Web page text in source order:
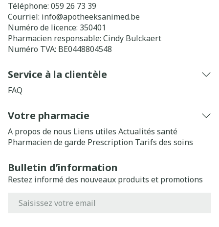
Téléphone: 059 26 73 39
Courriel: info@apotheeksanimed.be
Numéro de licence: 350401
Pharmacien responsable: Cindy Bulckaert
Numéro TVA: BE0448804548
Service à la clientèle
FAQ
Votre pharmacie
A propos de nous Liens utiles Actualités santé
Pharmacien de garde Prescription Tarifs des soins
Bulletin d’information
Restez informé des nouveaux produits et promotions